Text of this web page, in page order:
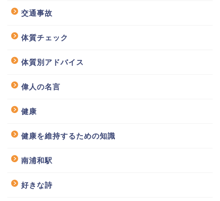
交通事故
体質チェック
体質別アドバイス
偉人の名言
健康
健康を維持するための知識
南浦和駅
好きな詩